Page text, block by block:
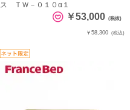
ス ＴＷ－０１０α１
￥53,000 (税抜)
￥58,300 (税込)